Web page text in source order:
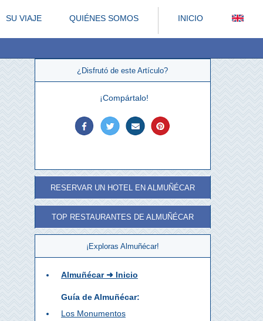
SU VIAJE QUIÉNES SOMOS INICIO
¿Disfrutó de este Artículo?
¡Compártalo!
RESERVAR UN HOTEL EN ALMUÑÉCAR
TOP RESTAURANTES DE ALMUÑÉCAR
¡Exploras Almuñécar!
Almuñécar ➜ Inicio
Guía de Almuñécar:
Los Monumentos